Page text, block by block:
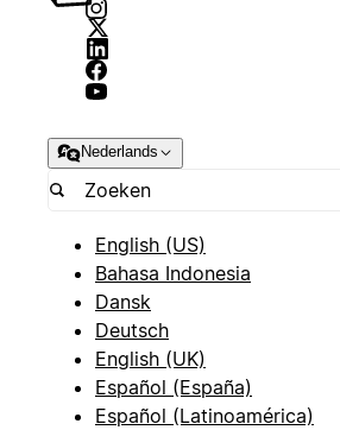
Nederlands
English (US)
Bahasa Indonesia
Dansk
Deutsch
English (UK)
Español (España)
Español (Latinoamérica)